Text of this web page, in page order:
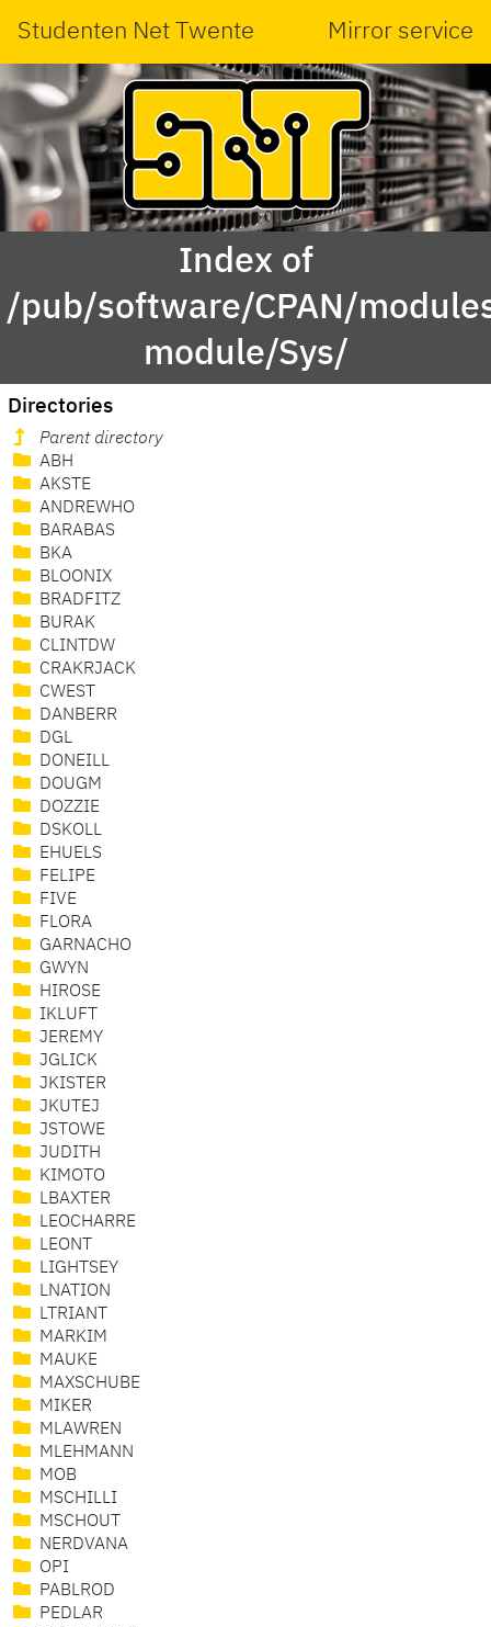
Studenten Net Twente Mirror service
Index of
/pub/software/CPAN/
module/Sys/
Directories
Parent directory
ABH
AKSTE
ANDREWHO
BARABAS
BKA
BLOONIX
BRADFITZ
BURAK
CLINTDW
CRAKRJACK
CWEST
DANBERR
DGL
DONEILL
DOUGM
DOZZIE
DSKOLL
EHUELS
FELIPE
FIVE
FLORA
GARNACHO
GWYN
HIROSE
IKLUFT
JEREMY
JGLICK
JKISTER
JKUTEJ
JSTOWE
JUDITH
KIMOTO
LBAXTER
LEOCHARRE
LEONT
LIGHTSEY
LNATION
LTRIANT
MARKIM
MAUKE
MAXSCHUBE
MIKER
MLAWREN
MLEHMANN
MOB
MSCHILLI
MSCHOUT
NERDVANA
OPI
PABLROD
PEDLAR